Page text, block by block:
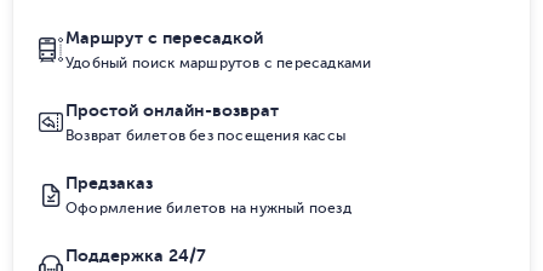
Маршрут с пересадкой
Удобный поиск маршрутов с пересадками
Простой онлайн-возврат
Возврат билетов без посещения кассы
Предзаказ
Оформление билетов на нужный поезд
Поддержка 24/7